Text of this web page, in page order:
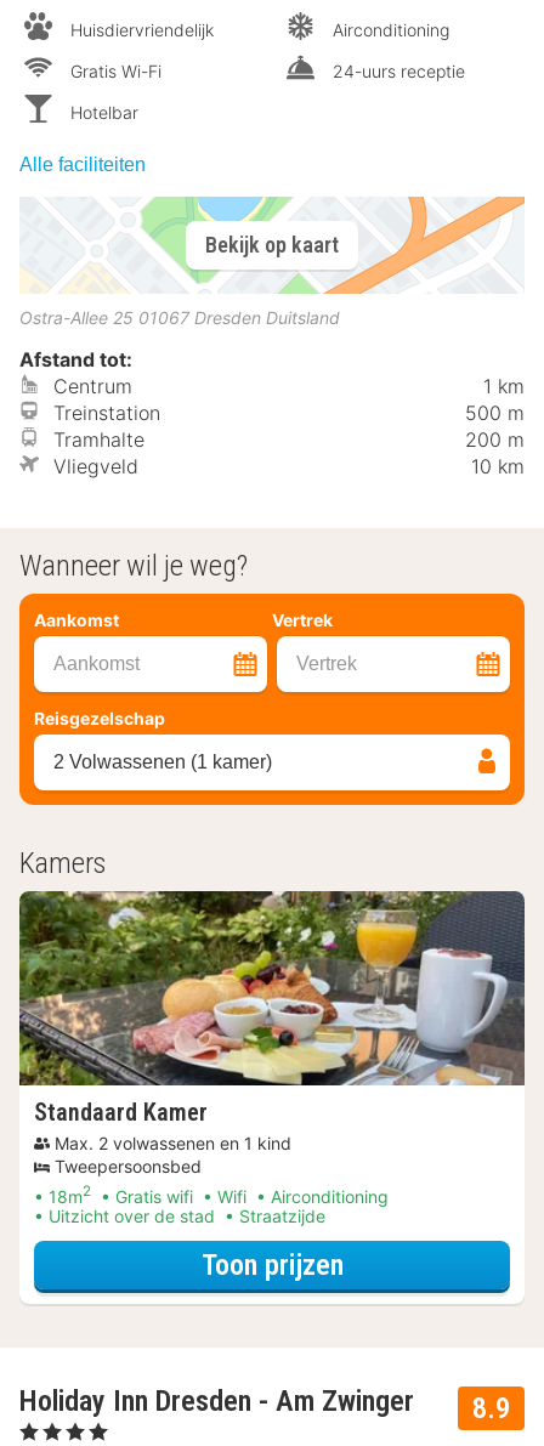
Huisdiervriendelijk
Gratis Wi-Fi
Hotelbar
Airconditioning
24-uurs receptie
Alle faciliteiten
Bekijk op kaart
Ostra-Allee 25 01067 Dresden Duitsland
Afstand tot:
Centrum
1 km
Treinstation
500 m
Tramhalte
200 m
Vliegveld
10 km
Wanneer wil je weg?
Aankomst Vertrek
Aankomst Vertrek
Reisgezelschap
2 Volwassenen (1 kamer)
Kamers
Standaard Kamer
Max. 2 volwassenen en 1 kind
Tweepersoonsbed
18m2 Gratis wifi Wifi
Airconditioning
Uitzicht over de stad
Straatzijde
Toon prijzenvoor Verblijf &
8.9
Holiday Inn Dresden - Am Zwinger
, 4 Sterren